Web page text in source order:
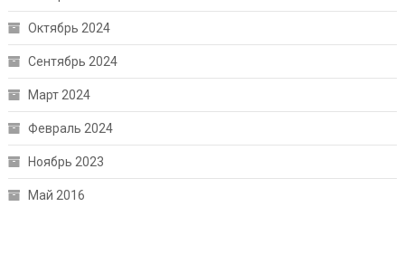
Октябрь 2024
Сентябрь 2024
Март 2024
Февраль 2024
Ноябрь 2023
Май 2016